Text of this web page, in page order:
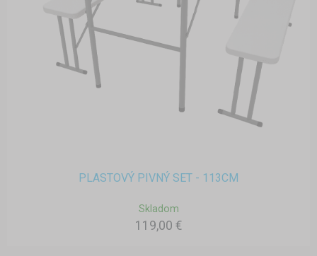
PLASTOVÝ PIVNÝ SET - 113CM
Skladom
119,00 €